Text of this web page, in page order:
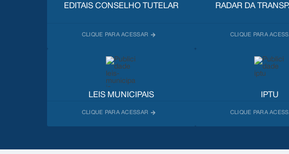
EDITAIS CONSELHO TUTELAR RADAR DA
LEIS MUNICIPAIS IPTU